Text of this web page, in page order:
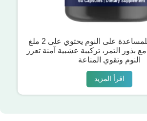
مكمل غذائي للمساعدة على النوم يحتوي على 2 ملغ
بذور التمر، تركيبة عشبية آمنة تعزز
النوم وتقوي المناعة
اقرأ المزيد